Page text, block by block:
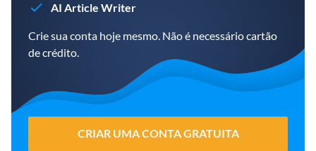
AI Article Writer
Crie sua conta hoje mesmo. Não é necessário cartão
de crédito.
CRIAR UMA CONTA GRATUITA